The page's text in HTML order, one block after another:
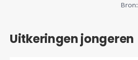
Bron:
Uitkeringen jongeren